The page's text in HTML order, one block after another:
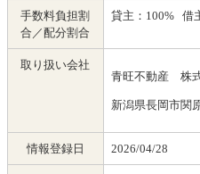
手数料負担割
合／配分割合
貸主：100% 借
取り扱い会社
青旺不動産 株
新潟県長岡市関
情報登録日 2026/04/28